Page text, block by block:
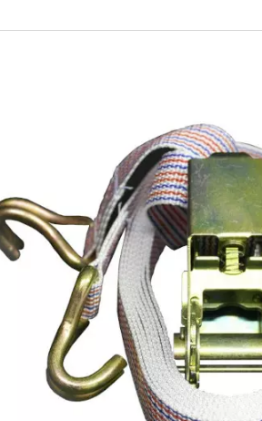
pa skrbijo, da vaše
tega spletnega
Obvezni piškotki
Ti piškotki so nujni
so nastavljeni samo
zasebnosti, prijava
vas opozori na njih.
Piškotki za
S temi piškotki
našega spletnega
opazujemo, kako se
anonimni. Če